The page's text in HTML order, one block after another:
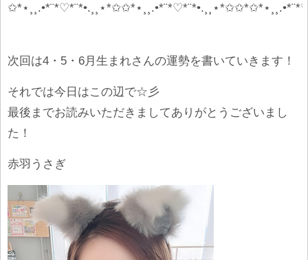
次回は4・5・6月生まれさんの運勢を書いていきます！
それでは今日はこの辺で☆彡
最後までお読みいただきましてありがとうございまし
た！
赤羽うさぎ